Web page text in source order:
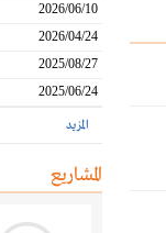
2026/06/10
2026/04/24
2025/08/27
2025/06/24
المزيد
المشاريع